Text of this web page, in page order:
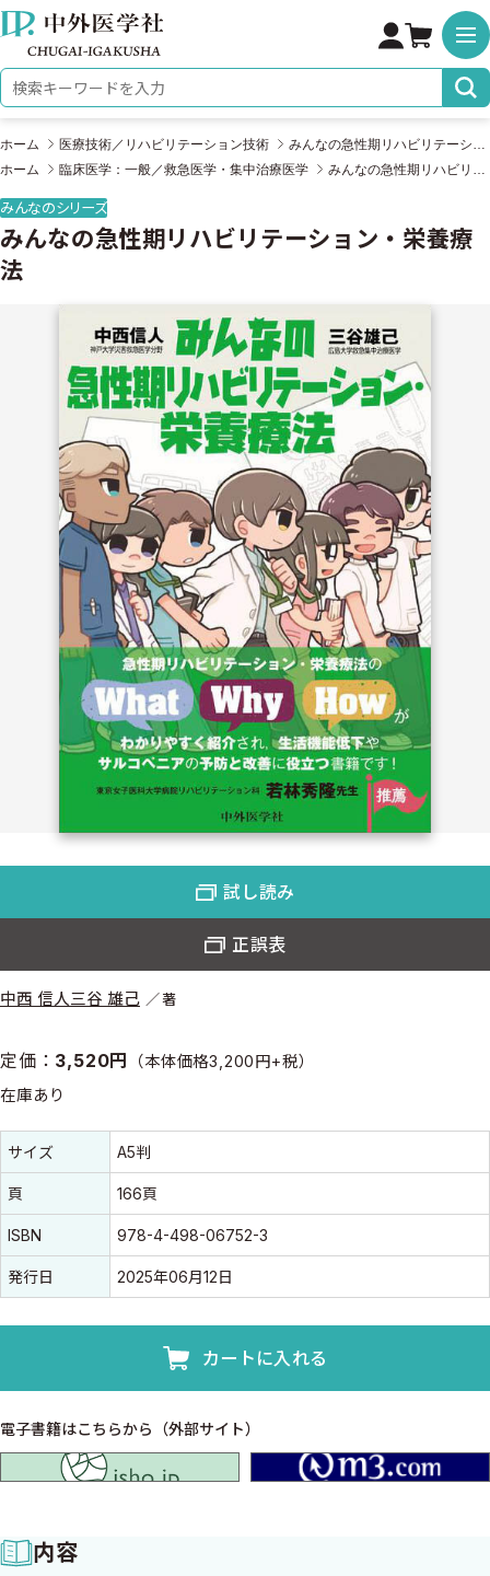
株式会社 中外医学社
検索キーワード
ホーム 医療技術／リハビリテーション技術
ホーム
臨床医学：一般／救急医学・集中治療医学
みんなのシリーズ
みんなの急性期リハビリテーション・栄養療
法
中西 信人三谷 雄己 著
定価： 3,520円 （本体価格3,200円+税）
在庫あり
書誌情報
書誌情報
サイズ A5判
頁 166頁
ISBN 978-4-498-06752-3
発行日 2025年06月12日
カートに入れる
電子書籍はこちらから（外部サイト）
試し読み
正誤表
内容